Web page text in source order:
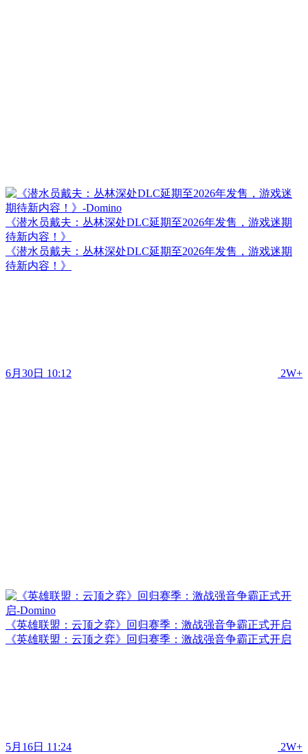
《潜水员戴夫：丛林深处DLC延期至2026年发售，游戏迷期
待新内容！》
《潜水员戴夫：丛林深处DLC延期至2026年发售，游戏迷期
待新内容！》
6月30日 10:12 2W+
《英雄联盟：云顶之弈》回归赛季：激战强音争霸正式开启
《英雄联盟：云顶之弈》回归赛季：激战强音争霸正式开启
5月16日 11:24 2W+